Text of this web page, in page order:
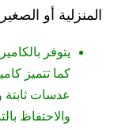
المنزلية أو
يتوفر
كما تتميز
عدسات ثابتة
والاحتفاظ